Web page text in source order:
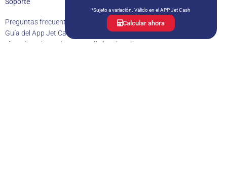
Preguntas frecuentes (FAQ)
Política de privacidad
Guía del App Jet Cash
Tarifario Jet CashDocumentos contractuales
Libro de reclamaciones
Estadística de reclamos
*Sujeto a variación. Válido en el APP Jet Cash
Calcular ahora